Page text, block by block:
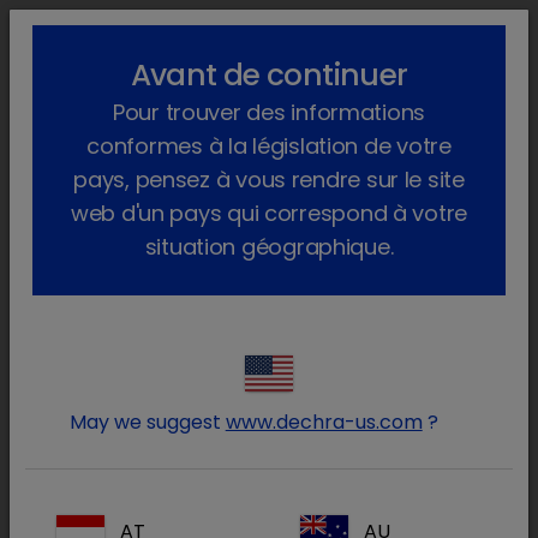
lock_outline search menu
Sur ordonnance vétérinaire Euthasol
lockConnectez-vous à votre
Avant de continuer
Pour trouver des informations
conformes à la législation de votre
pays, pensez à vous rendre sur le site
web d'un pays qui correspond à votre
situation géographique.
May we suggest www.dechra-us.com ?
AT AU